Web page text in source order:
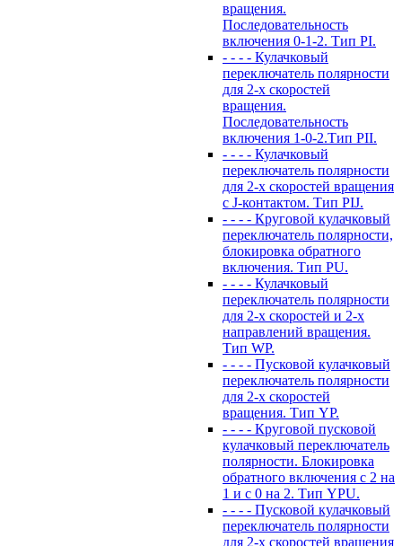
вращения.
Последовательность
включения 0-1-2. Тип PI.
- - - - Кулачковый
переключатель полярности
для 2-х скоростей
вращения.
Последовательность
включения 1-0-2.Тип PII.
- - - - Кулачковый
переключатель полярности
для 2-х скоростей вращения
с J-контактом. Тип PIJ.
- - - - Круговой кулачковый
переключатель полярности,
блокировка обратного
включения. Тип PU.
- - - - Кулачковый
переключатель полярности
для 2-х скоростей и 2-х
направлений вращения.
Тип WP.
- - - - Пусковой кулачковый
переключатель полярности
для 2-х скоростей
вращения. Тип YP.
- - - - Круговой пусковой
кулачковый переключатель
полярности. Блокировка
обратного включения с 2 на
1 и с 0 на 2. Тип YPU.
- - - - Пусковой кулачковый
переключатель полярности
для 2-х скоростей вращения